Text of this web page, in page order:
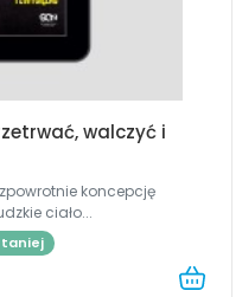
walczyć i
koncepcję
ciało...
taniej